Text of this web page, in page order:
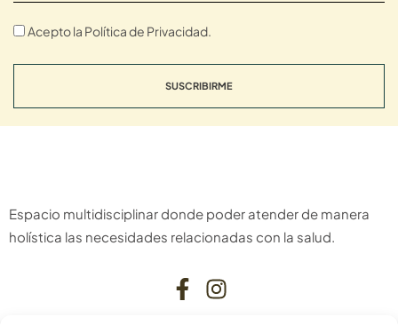
Acepto la Política de Privacidad.
SUSCRIBIRME
Espacio multidisciplinar donde poder atender de manera
holística las necesidades relacionadas con la salud.